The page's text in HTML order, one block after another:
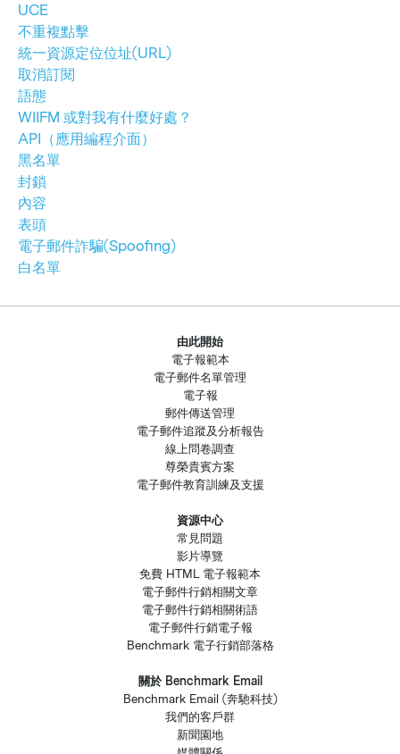
UCE
不重複點擊
統一資源定位位址(URL)
取消訂閱
語態
WIIFM 或對我有什麼好處？
API（應用編程介面）
黑名單
封鎖
內容
表頭
電子郵件詐騙(Spoofing)
白名單
由此開始
電子報範本
電子郵件名單管理
電子報
郵件傳送管理
電子郵件追蹤及分析報告
線上問卷調查
尊榮貴賓方案
電子郵件教育訓練及支援
資源中心
常見問題
影片導覽
免費 HTML 電子報範本
電子郵件行銷相關文章
電子郵件行銷相關術語
電子郵件行銷電子報
Benchmark 電子行銷部落格
關於 Benchmark Email
Benchmark Email (奔馳科技)
我們的客戶群
新聞園地